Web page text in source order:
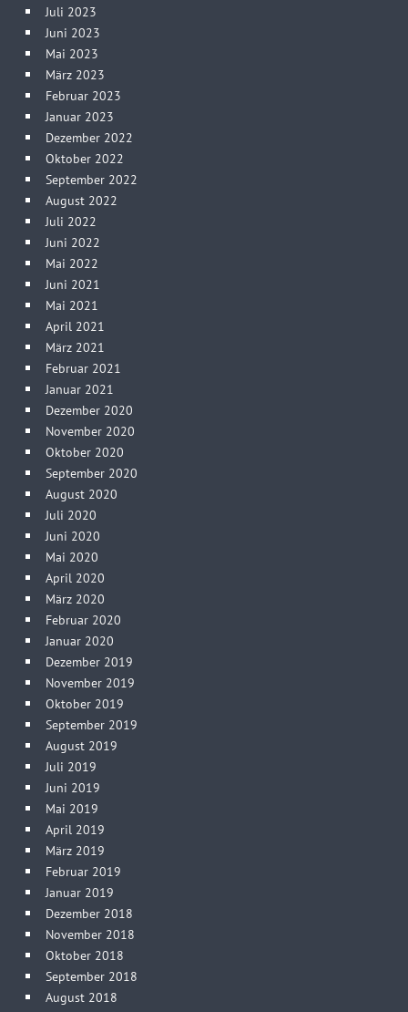
Juli 2023
Juni 2023
Mai 2023
März 2023
Februar 2023
Januar 2023
Dezember 2022
Oktober 2022
September 2022
August 2022
Juli 2022
Juni 2022
Mai 2022
Juni 2021
Mai 2021
April 2021
März 2021
Februar 2021
Januar 2021
Dezember 2020
November 2020
Oktober 2020
September 2020
August 2020
Juli 2020
Juni 2020
Mai 2020
April 2020
März 2020
Februar 2020
Januar 2020
Dezember 2019
November 2019
Oktober 2019
September 2019
August 2019
Juli 2019
Juni 2019
Mai 2019
April 2019
März 2019
Februar 2019
Januar 2019
Dezember 2018
November 2018
Oktober 2018
September 2018
August 2018